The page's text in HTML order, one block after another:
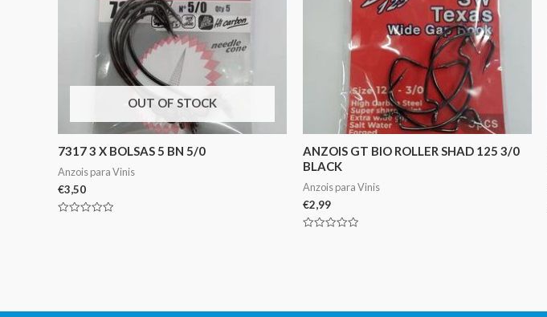
OUT OF STOCK
7317 3 X BOLSAS 5 BN 5/0
Anzois para Vinis
€3,50
ANZOIS GT BIO ROLLER SHAD 125 3/0
BLACK
Anzois para Vinis
€2,99